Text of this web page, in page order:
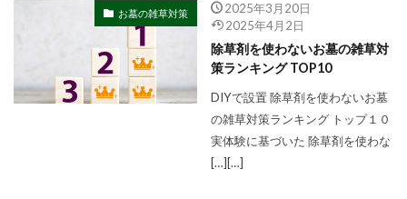
お墓の雑草対策
2025年3月20日
2025年4月2日
除草剤を使わないお墓の雑草対
策ランキング TOP10
DIYで設置 除草剤を使わないお墓
の雑草対策ランキング トップ１０
実体験に基づいた 除草剤を使わな
[…][…]